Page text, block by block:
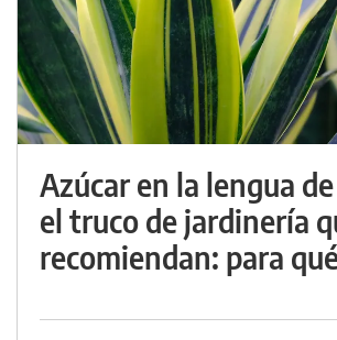
Azúcar en la lengua
el truco de jardinería
recomiendan: para